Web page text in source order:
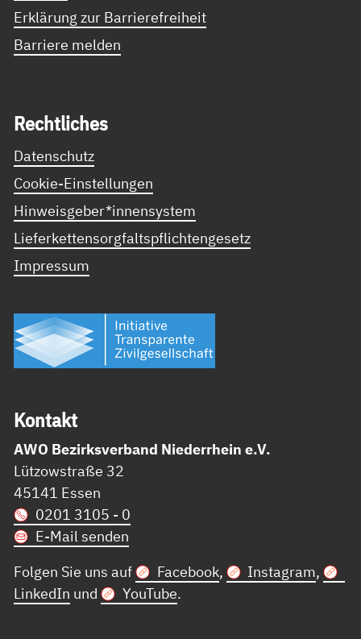
Erklärung zur Barrierefreiheit
Barriere melden
Recht­li­ches
Datenschutz
Cookie-Einstellungen
Hinweisgeber*innensystem
Lieferkettensorgfaltspflichtengesetz
Impressum
Kon­takt
AWO Bezirksverband Niederrhein e.V.
Lützowstraße 32
45141 Essen
0201 3105 - 0
E-Mail senden
Folgen Sie uns auf
Facebook, Instagram,
LinkedIn und YouTube.